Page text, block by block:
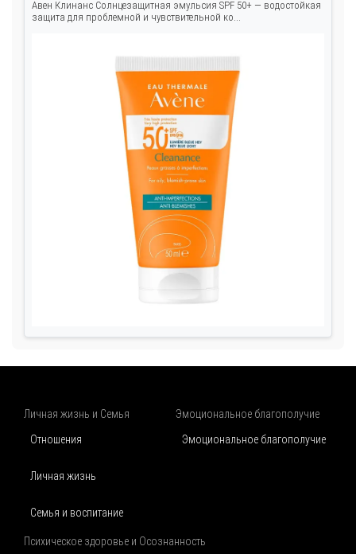
Авен Клинанс Солнцезащитная эмульсия SPF 50+ — водостойкая
защита для проблемной и чувствительной ко...
Личная жизнь и Семья
Отношения
Личная жизнь
Семья и воспитание
Эмоциональное благополучие
Эмоциональное благополучие
Психическое здоровье и Осознанность